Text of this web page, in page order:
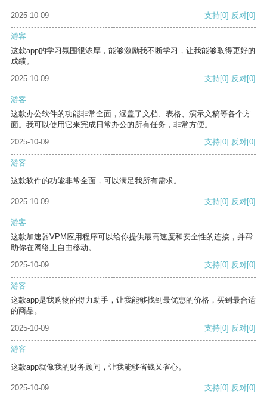
2025-10-09 支持[0] 反对[0]
游客
这款app的学习氛围很浓厚，能够激励我不断学习，让我能够取得更好的
成绩。
2025-10-09
支持[0] 反对[0]
游客
这款办公软件的功能非常全面，涵盖了文档、表格、演示文稿等各个方
面。我可以使用它来完成日常办公的所有任务，非常方便。
2025-10-09
支持[0] 反对[0]
游客
这款软件的功能非常全面，可以满足我所有需求。
2025-10-09 支持[0] 反对[0]
游客
这款加速器VPM应用程序可以给你提供最高速度和安全性的连接，并帮
助你在网络上自由移动。
2025-10-09
支持[0] 反对[0]
游客
这款app是我购物的得力助手，让我能够找到最优惠的价格，买到最合适
的商品。
2025-10-09
支持[0] 反对[0]
游客
这款app就像我的财务顾问，让我能够省钱又省心。
2025-10-09 支持[0] 反对[0]